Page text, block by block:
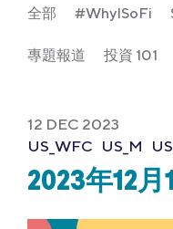
全部 #WhyISoFi
專題報道 投資 101
12 DEC 2023
US_WFC US_M
2023年12